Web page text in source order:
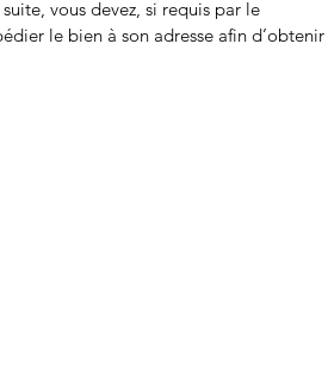
vous devez, si requis par le
le bien à son adresse afin d’obtenir